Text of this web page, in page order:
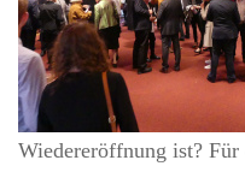
Wiedereröffnung ist? Für